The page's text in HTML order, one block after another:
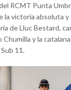
RCMT Punta
la victoria absoluta y
de Lluc Bestard,
y la
11.